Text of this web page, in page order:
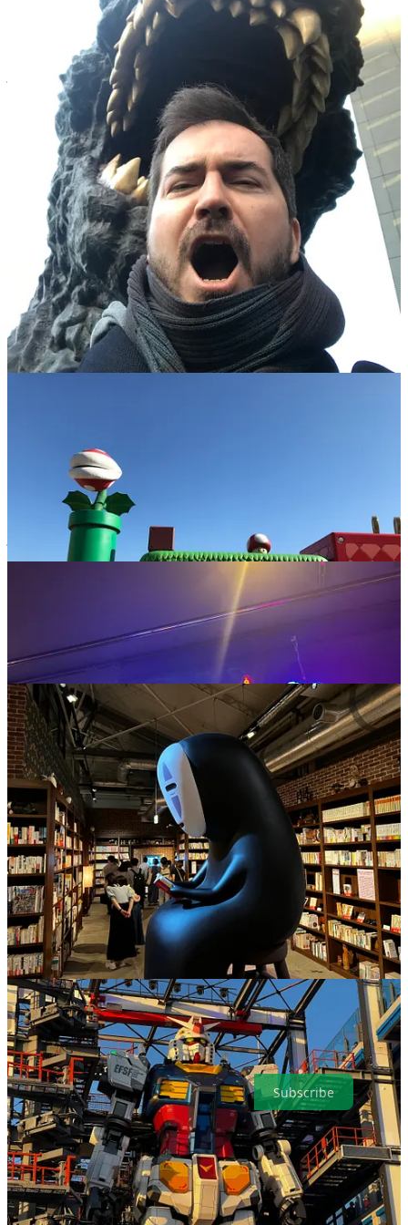
tant que journaliste de la presse spécialisée jeu vidéo. Vous m’avez
peut être lu dans
Génération 4
(oui, oui, le magazine papier des
années 90, époque Amiga / Atari ST), ou vu à la télé sur
Game One
peu après la sortie de Pikmin sur GameCube, ou alors sur
Nolife, où
j’ai eu la chance de travailler de 2008 à 2015.
Après quelques années passées chezUbisoft, mon épouse et moi
cette newsletter, qui est un peu le fruit de toutes ces années passées à
apprendre le japonais, mais aussi à découvrir une nouvelle vie ici, au
pays des gachapon et des sources d’eau chaude. L’idée est donc de
partager avec vous des tranches de vie culturelle “
mais surtout d’écrire sur les sujets qui m’ont toujours passionné : le
jeu vidéo, le cinéma, la littérature, et la pop culture en général.
Pour commencer, voici trois articles qui résument bien ce que
vous trouverez ici :
L’incroyable histoire du Game Over de Super Mario Maker !
Mon article le plus partagé, et une histoire pleine de suspense.
Qu’est-ce qui m’a motivé à passer 1000 heures dans Animal
Crossing ? 1000 heures, ça mérite bien une explication !
Est-ce qu’aimer jouer à Picross fait de moi un vieux ?!Parce
que vous vous posez probablement la même question 😬
Inscrivez-vous pour bénéficier d’un accès complet et régulier à cette
newsletter, qui me permettra de réagir “à chaud” à l’actualité
culturelle que nous aimons tous·tes !
Subscribe
Subscribe to Pixel Bento par Thierry